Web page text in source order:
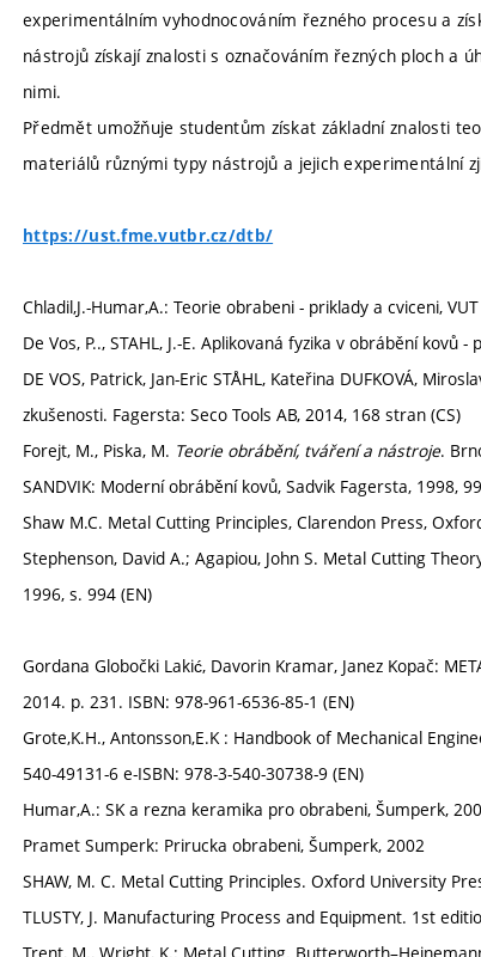
experimentálním vyhodnocováním řezného procesu a
nástrojů získají znalosti s označováním řezných ploch a
nimi.
Předmět umožňuje studentům získat základní znalosti
materiálů různými typy nástrojů a jejich experimentální
https://ust.fme.vutbr.cz/dtb/
Chladil,J.-Humar,A.: Teorie obrabeni - priklady a cviceni,
De Vos, P.., STAHL, J.-E. Aplikovaná fyzika v obrábění kovů
DE VOS, Patrick, Jan-Eric STÅHL, Kateřina DUFKOVÁ,
zkušenosti. Fagersta: Seco Tools AB, 2014, 168 stran (CS)
Forejt, M., Piska, M. Teorie obrábění, tváření a nástroje.
SANDVIK: Moderní obrábění kovů, Sadvik Fagersta, 1998,
Shaw M.C. Metal Cutting Principles, Clarendon Press,
Stephenson, David A.; Agapiou, John S. Metal Cutting
1996, s. 994 (EN)
Gordana Globočki Lakić, Davorin Kramar, Janez Kopač:
2014. p. 231. ISBN: 978-961-6536-85-1 (EN)
Grote,K.H., Antonsson,E.K : Handbook of Mechanical
540-49131-6 e-ISBN: 978-3-540-30738-9 (EN)
Humar,A.: SK a rezna keramika pro obrabeni, Šumperk,
Pramet Sumperk: Prirucka obrabeni, Šumperk, 2002
SHAW, M. C. Metal Cutting Principles. Oxford University
TLUSTY, J. Manufacturing Process and Equipment. 1st